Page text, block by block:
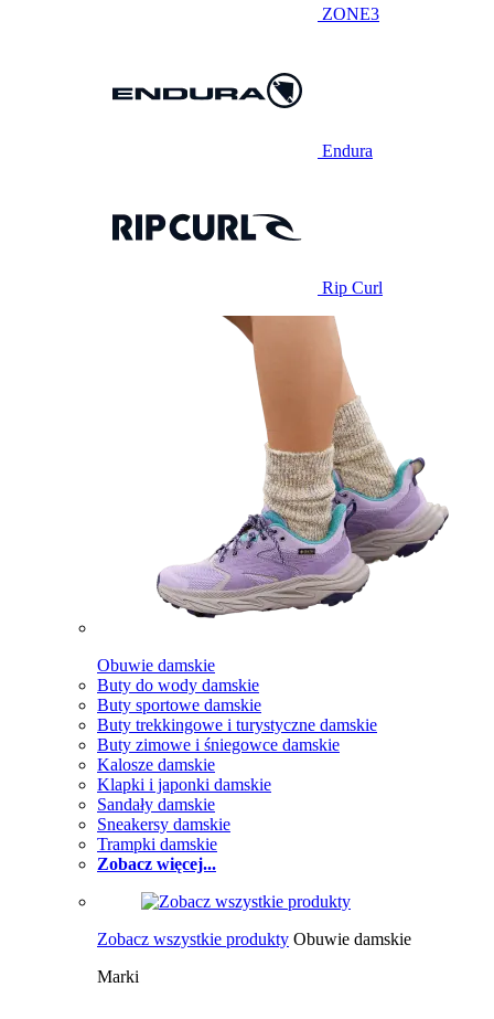
ZONE3
Endura
Rip Curl
Obuwie damskie
Buty do wody damskie
Buty sportowe damskie
Buty trekkingowe i turystyczne damskie
Buty zimowe i śniegowce damskie
Kalosze damskie
Klapki i japonki damskie
Sandały damskie
Sneakersy damskie
Trampki damskie
Zobacz więcej...
Zobacz wszystkie produkty Obuwie damskie
Marki